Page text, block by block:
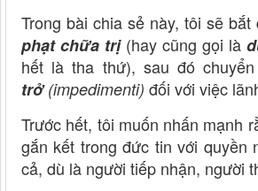
Trong bài chia sẻ này, tôi sẽ
phạt chữa trị(hay cũng gọi là
hết là tha thứ), sau đó
trở (impedimenti) đối với việc
Trước hết, tôi muốn nhấn mạnh
gắn kết trong đức tin với quyền
cả, dù là người tiếp nhận, người